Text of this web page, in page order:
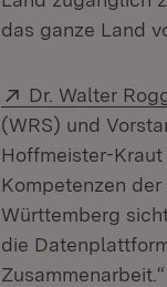
das ganze Land
Extern:
Dr. Walter
(WRS) und
Hoffmeister-
Kompetenzen
Württemberg
die
Zusammenarbeit.“